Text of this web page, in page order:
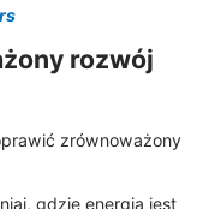
rozwój
zrównoważony
gdzie energia jest